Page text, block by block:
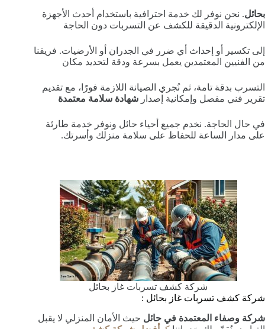
بحائل. نحن نوفر لك خدمة احترافية باستخدام أحدث الأجهزة
الإلكترونية الدقيقة للكشف عن التسربات دون الحاجة
إلى تكسير أو إحداث أي ضرر في الجدران أو الأرضيات. فريقنا
من الفنيين المعتمدين يعمل بسرعة ودقة لتحديد مكان
التسرب بدقة تامة، ثم نُجري الصيانة اللازمة فورًا، مع تقديم
تقرير فني مفصل وإمكانية إصدار شهادة سلامة معتمدة
في حال الحاجة. نخدم جميع أحياء حائل ونوفر خدمة طارئة
على مدار الساعة للحفاظ على سلامة منزلك وأسرتك.
شركة كشف تسربات غاز بحائل
شركة كشف تسربات غاز بحائل :
شركة وصفاء المعتمدة في حائل حيث الأمان المنزلي لا يقبل